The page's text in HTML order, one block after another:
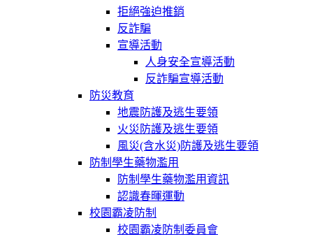
拒絕強迫推銷
反詐騙
宣導活動
人身安全宣導活動
反詐騙宣導活動
防災教育
地震防護及逃生要領
火災防護及逃生要領
風災(含水災)防護及逃生要領
防制學生藥物濫用
防制學生藥物濫用資訊
認識春暉運動
校園霸凌防制
校園霸凌防制委員會